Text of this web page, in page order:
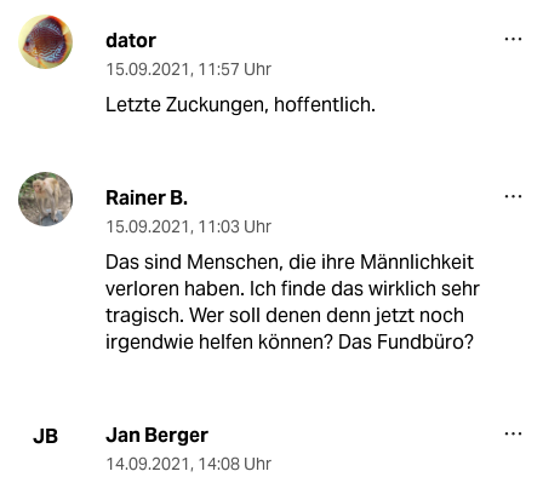
dator
15.09.2021, 11:57 Uhr
Letzte Zuckungen, hoffentlich.
Rainer B.
15.09.2021, 11:03 Uhr
Das sind Menschen, die ihre Männlichkeit
verloren haben. Ich finde das wirklich sehr
tragisch. Wer soll denen denn jetzt noch
irgendwie helfen können? Das Fundbüro?
JB Jan Berger
14.09.2021, 14:08 Uhr